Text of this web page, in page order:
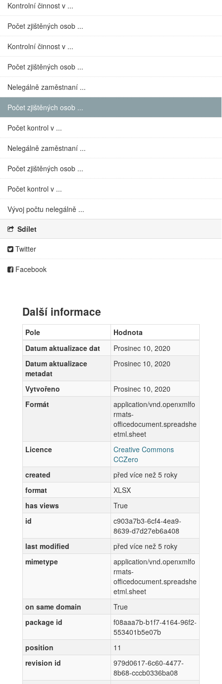
Kontrolní činnost v ...
Počet zjištěných osob ...
Kontrolní činnost v ...
Počet zjištěných osob ...
Nelegálně zaměstnaní ...
Počet zjištěných osob ...
Počet kontrol v ...
Nelegálně zaměstnaní ...
Počet zjištěných osob ...
Počet kontrol v ...
Vývoj počtu nelegálně ...
Sdílet
Twitter
Facebook
Další informace
Pole
Hodnota
Datum aktualizace dat
Prosinec 10, 2020
Datum aktualizace
metadat
Prosinec 10, 2020
Vytvořeno
Prosinec 10, 2020
Formát
application/vnd.openxmlfo
rmats-
officedocument.spreadshe
etml.sheet
Licence
Creative Commons
CCZero
created
před více než 5 roky
format
XLSX
has views
True
id
c903a7b3-6cf4-4ea9-
8639-d7d27eb6a408
last modified
před více než 5 roky
mimetype
application/vnd.openxmlfo
rmats-
officedocument.spreadshe
etml.sheet
on same domain
True
package id
f08aaa7b-b1f7-4164-96f2-
553401b5e07b
position
11
revision id
979d0617-6c60-4477-
8b68-cccb0336ba08